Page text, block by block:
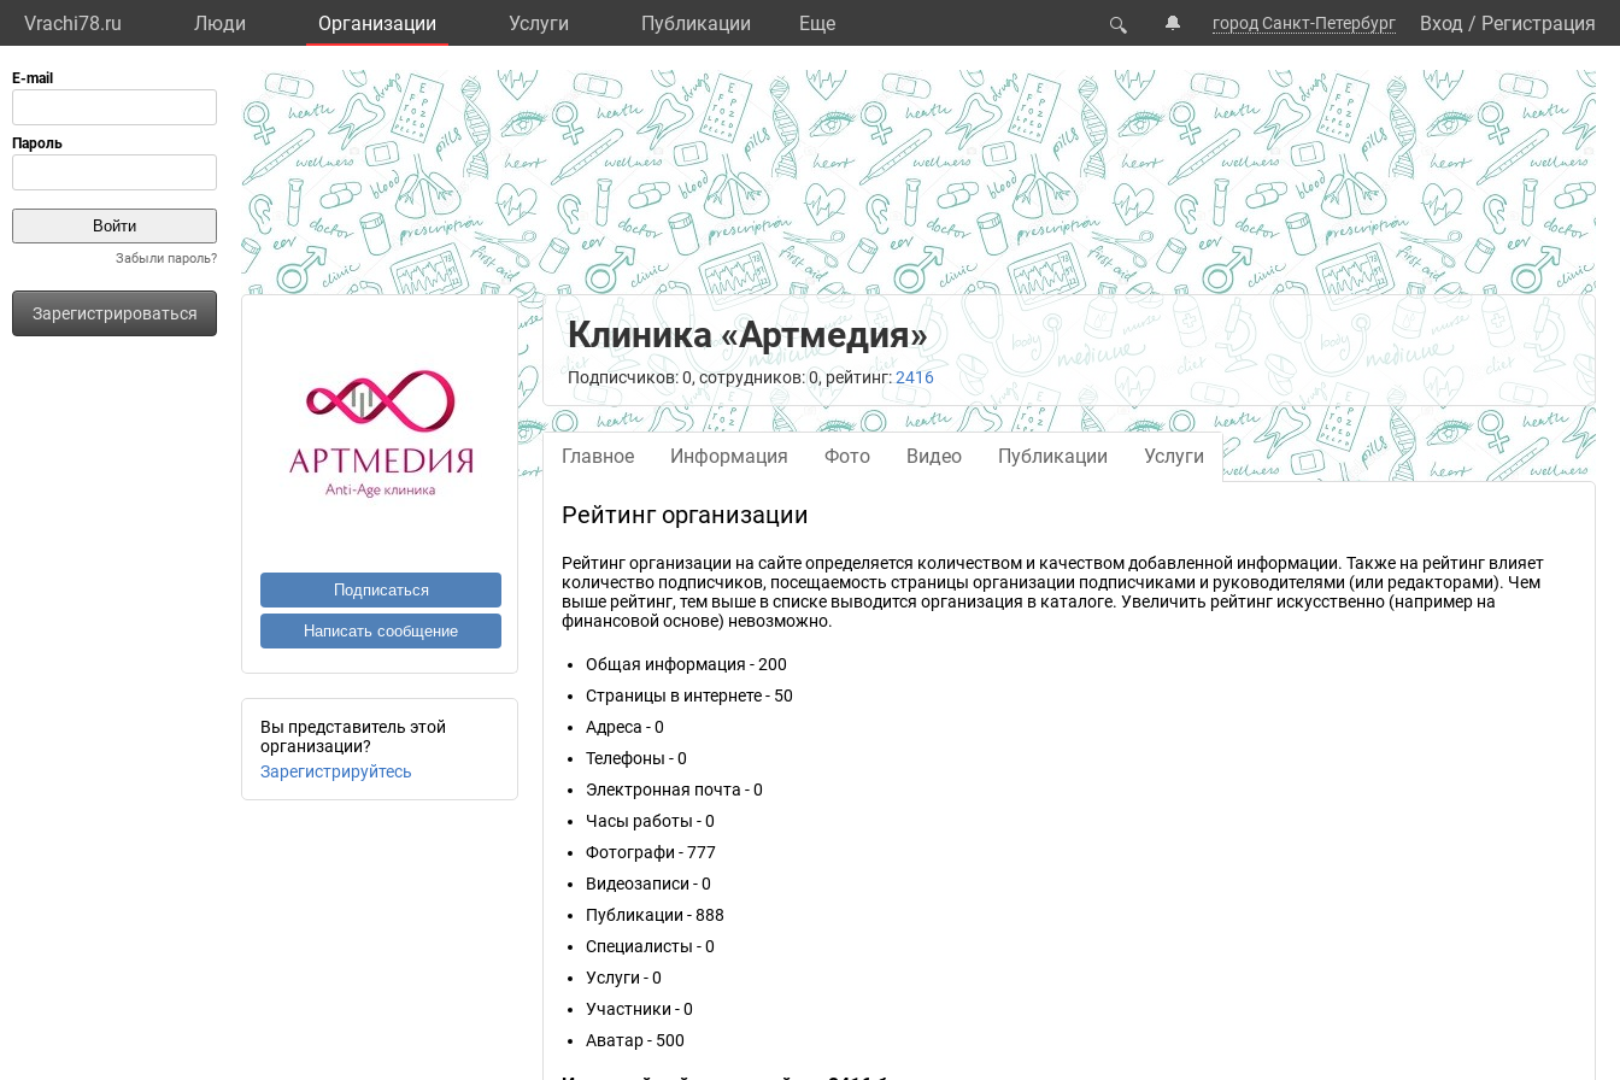
Vrachi78.ru Люди Организации Услуги Публикации Eще 🔍 🔔 город Санкт-Петербург Вход / Регистрация
Забыли пароль?
Зарегистрироваться
Подписаться
Написать сообщение
Вы представитель этой
организации?
Зарегистрируйтесь
Клиника «Артмедия»
Подписчиков: 0, сотрудников: 0, рейтинг:2416
Главное Информация Фото Видео Публикации Услуги
Рейтинг организации
Рейтинг организации на сайте определяется количеством и качеством добавленной информации. Также на рейтинг влияет
количество подписчиков, посещаемость страницы организации подписчиками и руководителями (или редакторами). Чем
выше рейтинг, тем выше в списке выводится организация в каталоге. Увеличить рейтинг искусственно (например на
финансовой основе) невозможно.
Общая информация - 200
Страницы в интернете - 50
Адреса - 0
Телефоны - 0
Электронная почта - 0
Часы работы - 0
Фотографи - 777
Видеозаписи - 0
Публикации - 888
Специалисты - 0
Услуги - 0
Участники - 0
Аватар - 500